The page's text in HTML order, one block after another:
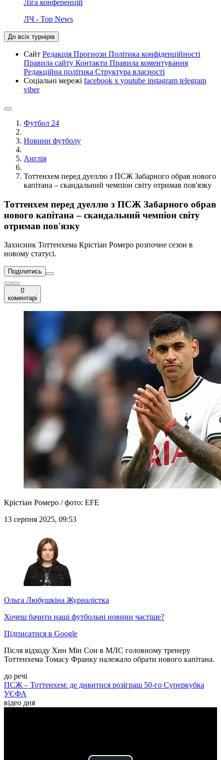
Ліга конференцій
ЛЧ - Top News
До всіх турнірів
Сайт Редакція Прогнози Політика конфіденційності
Правила сайту Контакти Правила коментування
Редакційна політика Структура власності
Соціальні мережі facebook x youtube instagram telegram
viber
Футбол 24
Новини футболу
Англія
Тоттенхем перед дуеллю з ПСЖ Забарного обрав нового
капітана – скандальний чемпіон світу отримав пов'язку
Тоттенхем перед дуеллю з ПСЖ Забарного обрав
нового капітана – скандальний чемпіон світу
отримав пов'язку
Захисник Тоттенхема Крістіан Ромеро розпочне сезон в
новому статусі.
Поділитись
0
коментарі
Крістіан Ромеро / фото: EFE
13 серпня 2025, 09:53
Ольга Любушкіна Журналістка
Хочеш бачити наші футбольні новини частіше?
Підписатися в Google
Після відходу Хин Мін Сон в МЛС головному тренеру
Тоттенхема Томасу Франку належало обрати нового капітана.
до речі
ПСЖ – Тоттенхем: де дивитися розіграш 50-го Суперкубка
УЄФА
відео дня